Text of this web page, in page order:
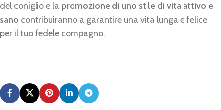
del coniglio e la promozione di uno stile di vita attivo e
sano contribuiranno a garantire una vita lunga e felice
per il tuo fedele compagno.